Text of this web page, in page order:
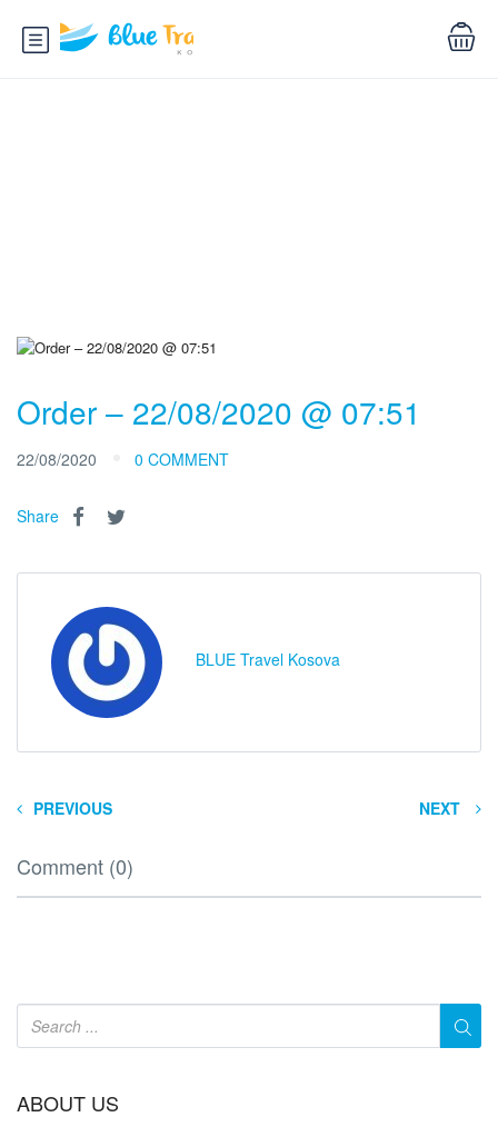
Order – 22/08/2020 @ 07:51
22/08/2020 0 COMMENT
Share
BLUE Travel Kosova
PREVIOUS NEXT
Comment (0)
ABOUT US